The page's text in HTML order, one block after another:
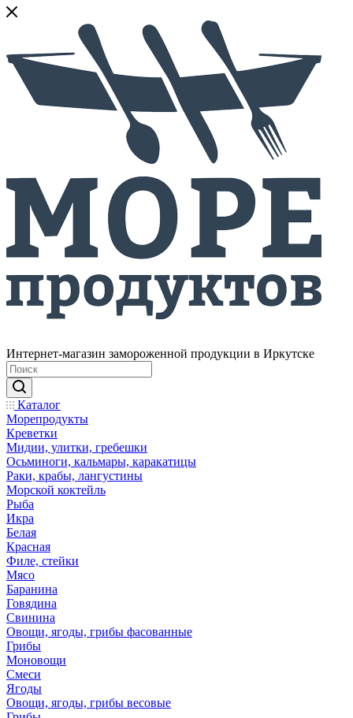
Интернет-магазин замороженной продукции в Иркутске
Каталог
Морепродукты
Креветки
Мидии, улитки, гребешки
Осьминоги, кальмары, каракатицы
Раки, крабы, лангустины
Морской коктейль
Рыба
Икра
Белая
Красная
Филе, стейки
Мясо
Баранина
Говядина
Свинина
Овощи, ягоды, грибы фасованные
Грибы
Моновощи
Смеси
Ягоды
Овощи, ягоды, грибы весовые